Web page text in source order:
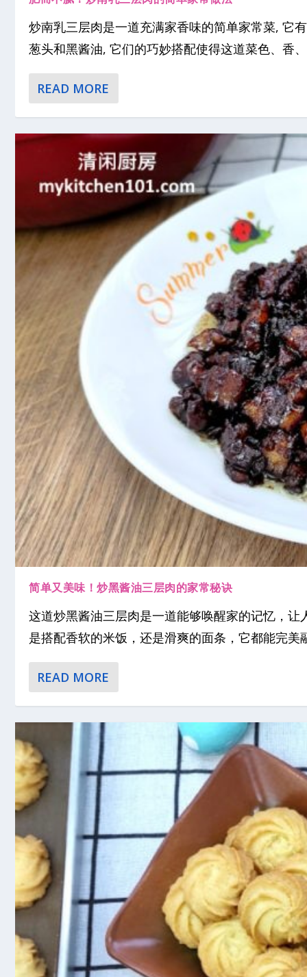
炒南乳三层肉是一道充满家香味的简单家常菜, 它
葱头和黑酱油, 它们的巧妙搭配使得这道菜色、香
READ MORE
简单又美味！炒黑酱油三层肉的家常秘诀
这道炒黑酱油三层肉是一道能够唤醒家的记忆，
是搭配香软的米饭，还是滑爽的面条，它都能完美
READ MORE